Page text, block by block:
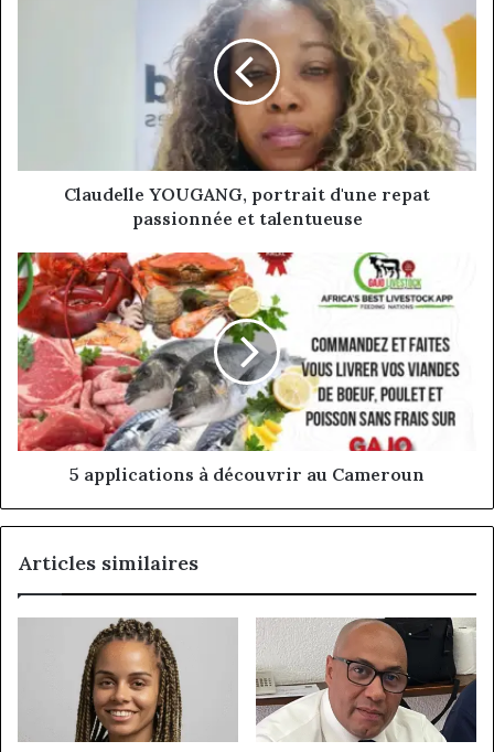
Claudelle YOUGANG, portrait d'une repat
passionnée et talentueuse
5
applications
à
découvrir
au
Cameroun
5 applications à découvrir au Cameroun
Articles similaires